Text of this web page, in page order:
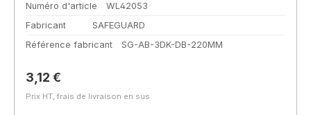
Numéro d'article
WL42053
Fabricant
SAFEGUARD
Référence fabricant
SG-AB-3DK-DB-220MM
Prix régulier :
3,12 €
Prix HT, frais de livraison en sus